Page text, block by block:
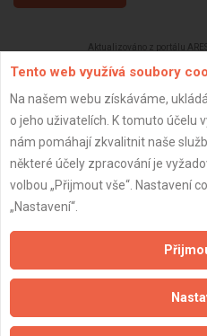
Aktualizováno z portálu
Důležité
Naše firmy
Zásady pro
Obchodní
Obchodní
Naše excelové
Tento web využívá soubory
Na našem webu získáváme,
o jeho uživatelích. K tomuto účelu
nám pomáhají zkvalitnit naše
některé účely zpracování je
volbou „Přijmout vše“. Nastavení
„Nastavení“.